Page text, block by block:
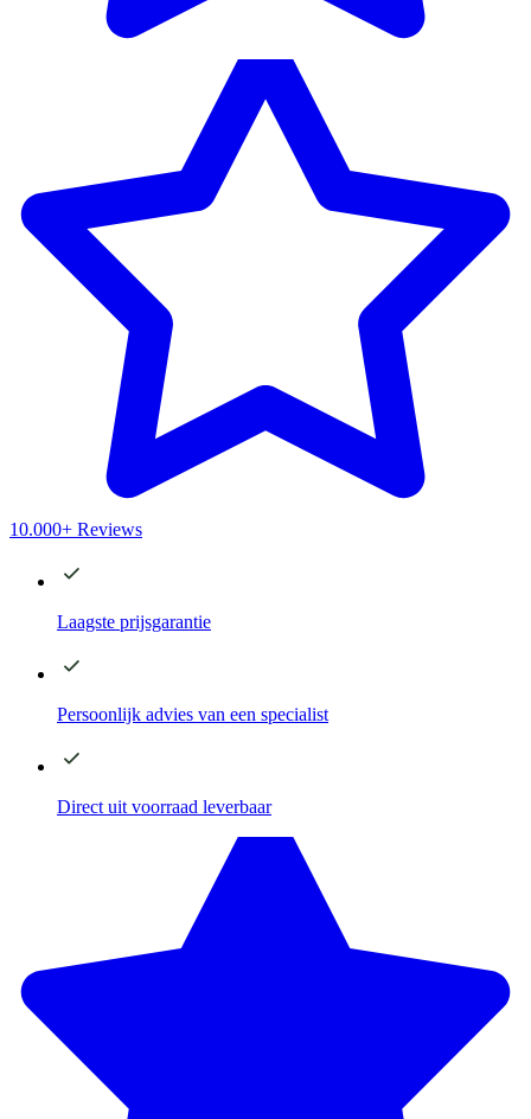
10.000+ Reviews
Laagste prijsgarantie
Persoonlijk advies van een specialist
Direct uit voorraad leverbaar